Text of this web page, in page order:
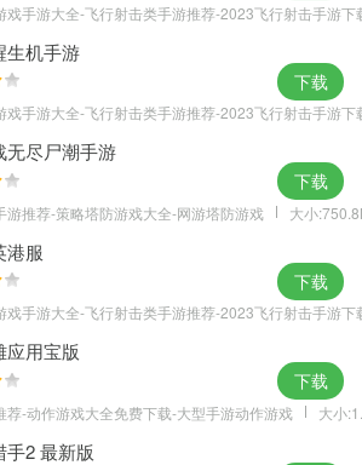
戏手游大全-飞行射击类手游推荐-2023飞行射击手游下
生机手游
戏手游大全-飞行射击类手游推荐-2023飞行射击手游下
下载
无尽尸潮手游
游推荐-策略塔防游戏大全-网游塔防游戏 大小
下载
港服
戏手游大全-飞行射击类手游推荐-2023飞行射击手游下
下载
应用宝版
荐-动作游戏大全免费下载-大型手游动作游戏 大小
下载
手2 最新版